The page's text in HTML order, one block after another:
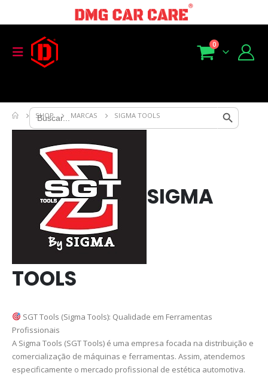
Search
for:
Search Button
0
SHOP MARCAS SIGMA TOOLS
SIGMA
TOOLS
SGT Tools (Sigma Tools): Qualidade em Ferramentas
Profissionais
​A Sigma Tools (SGT Tools) é uma empresa focada na distribuição e
comercialização de máquinas e ferramentas. Assim, atendemos
especificamente o mercado profissional de estética automotiva.